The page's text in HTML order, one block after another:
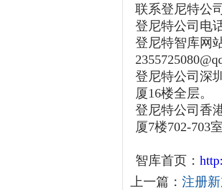
联系登尼特公
登尼特公司电
登尼特智库网
登尼特公司深
厦16楼全层。
登尼特公司香
厦7楼702-703
智库首页：
上一篇： 注册